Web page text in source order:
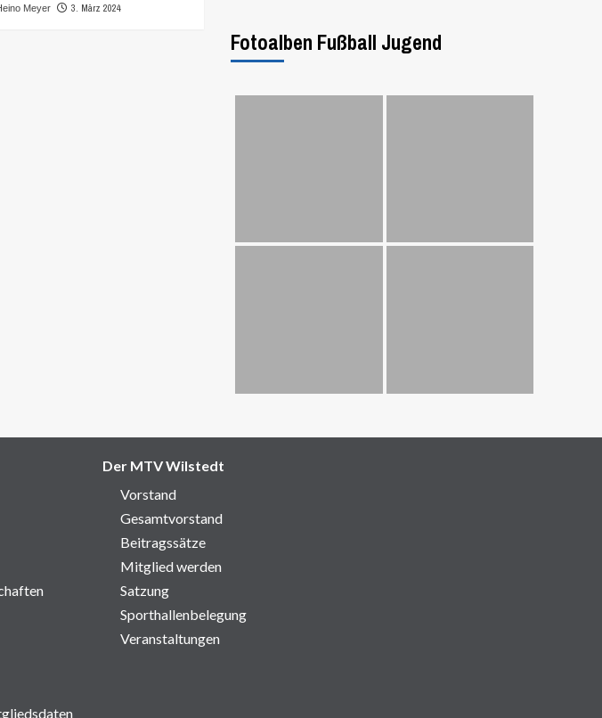
Meyer 3. März 2024
Fotoalben Fußball Jugend
Der MTV Wilstedt
Vorstand
Gesamtvorstand
Beitragssätze
Mitglied werden
Satzung
Sporthallenbelegung
Veranstaltungen